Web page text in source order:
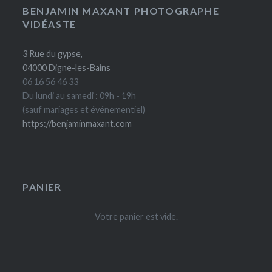
BENJAMIN MAXANT PHOTOGRAPHE
VIDÉASTE
3 Rue du gypse,
04000 Digne-les-Bains
06 16 56 46 33
Du lundi au samedi : 09h - 19h
(sauf mariages et événementiel)
https://benjaminmaxant.com
PANIER
Votre panier est vide.